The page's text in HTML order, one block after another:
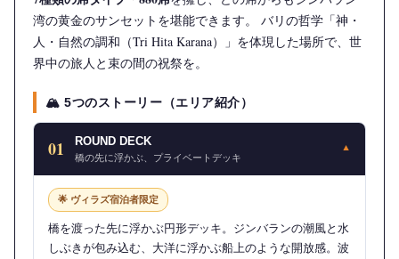
湾の黄金のサンセットを堪能できます。 バリの哲学「神・
人・自然の調和（Tri Hita Karana）」を体現した場所で、世
界中の旅人と束の間の祝祭を。
🏔️ 5つのストーリー（エリア紹介）
01 ROUND DECK
橋の先に浮かぶ、プライベートデッキ
▼
🌟 ヴィラズ宿泊者限定
橋を渡った先に浮かぶ円形デッキ。ジンバランの潮風と水
しぶきが包み込む、大洋に浮かぶ船上のような開放感。波